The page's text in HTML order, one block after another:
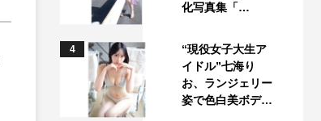
化写真集「…
4
“現役女子大生ア
イドル”七海り
お、ランジェリー
姿で色白美ボデ…